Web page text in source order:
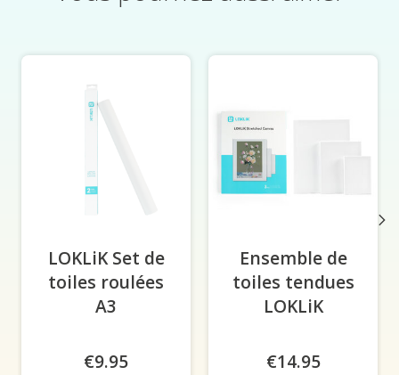
LOKLiK Set de
toiles roulées
A3
€9.95
Ensemble de
toiles tendues
LOKLiK
€14.95